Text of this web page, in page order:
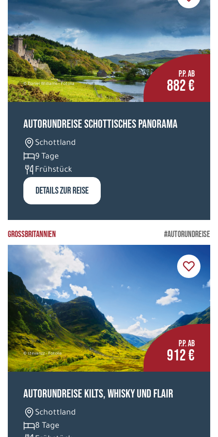
© Daniel Williams - Fotolia
P.P. AB
882 €
Autorundreise Schottisches Panorama
Schottland
9 Tage
Frühstück
DETAILS ZUR REISE
GROSSBRITANNIEN #AUTORUNDREISE
© stevanzz - Fotolia
P.P. AB
912 €
Autorundreise Kilts, Whisky und Flair
Schottland
8 Tage